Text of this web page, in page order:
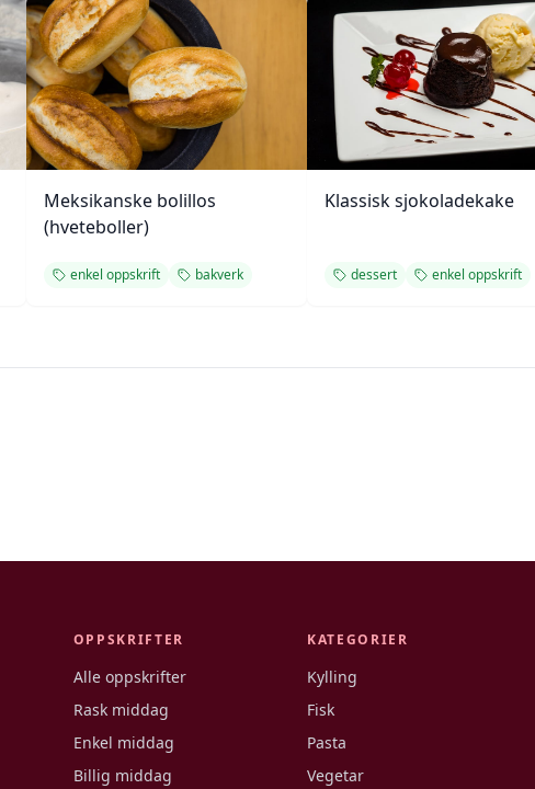
Meksikanske bolillos
(hveteboller)
enkel oppskrift bakverk
Klassisk sjokoladekake
dessert enkel oppskrift
OPPSKRIFTER
Alle oppskrifter
Rask middag
Enkel middag
Billig middag
KATEGORIER
Kylling
Fisk
Pasta
Vegetar